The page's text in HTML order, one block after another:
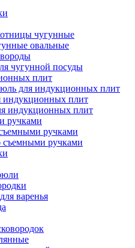
чугунные
овальные
чугунной посуды
плит
для индукционных плит
индукционных плит
индукционных плит
ручками
ручками
съемными ручками
варенья